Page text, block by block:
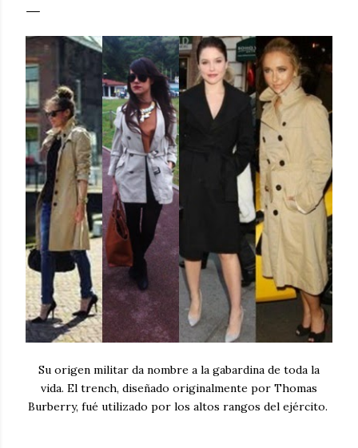
Su origen militar da nombre a la gabardina de toda la
vida. El trench, diseñado originalmente por Thomas
Burberry, fué utilizado por los altos rangos del ejército.